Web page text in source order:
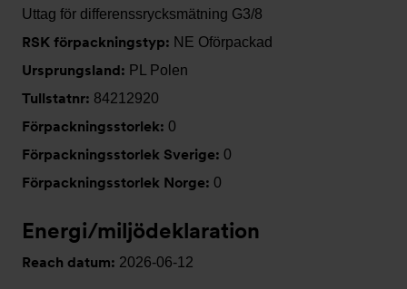
Uttag för differenssrycksmätning G3/8
RSK förpackningstyp: NE Oförpackad
Ursprungsland: PL Polen
Tullstatnr: 84212920
Förpackningsstorlek: 0
Förpackningsstorlek Sverige: 0
Förpackningsstorlek Norge: 0
Energi/miljödeklaration
Reach datum: 2026-06-12